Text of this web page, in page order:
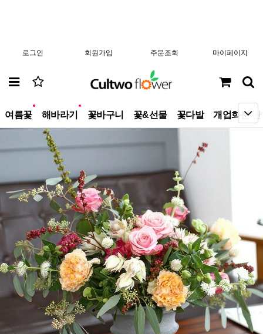
로그인 회원가입 주문조회 마이페이지
여름꽃 해바라기 꽃바구니 꽃&선물 꽃다발 개업화분/